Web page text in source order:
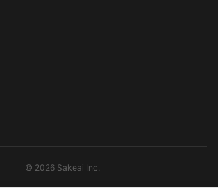
© 2026 Sakeai Inc.